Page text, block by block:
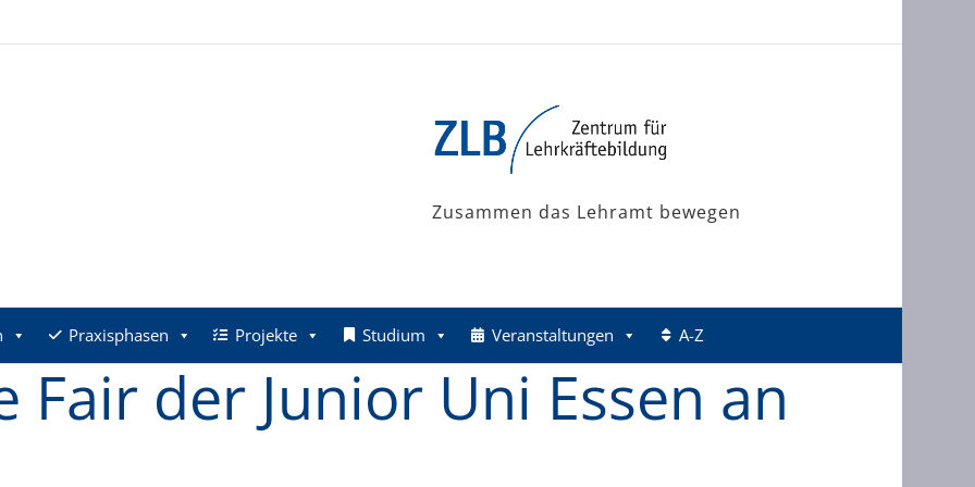
Zusammen das Lehramt bewegen
Praxisphasen Projekte Studium Veranstaltungen A-Z
Fair der Junior Uni Essen an